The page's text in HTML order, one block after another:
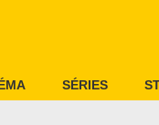
SÉRIES